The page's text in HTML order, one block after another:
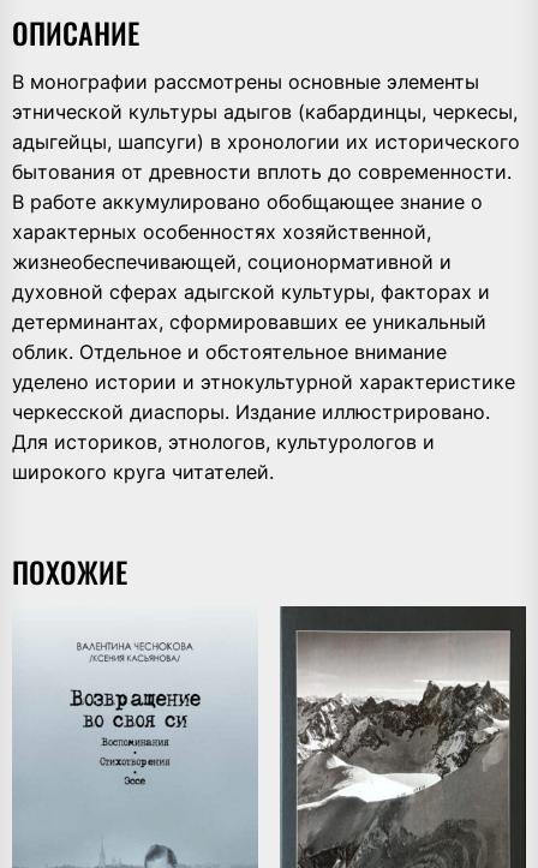
ОПИСАНИЕ
В монографии рассмотрены основные элементы
этнической культуры адыгов (кабардинцы, черкесы,
адыгейцы, шапсуги) в хронологии их исторического
бытования от древности вплоть до современности.
В работе аккумулировано обобщающее знание о
характерных особенностях хозяйственной,
жизнеобеспечивающей, соционормативной и
духовной сферах адыгской культуры, факторах и
детерминантах, сформировавших ее уникальный
облик. Отдельное и обстоятельное внимание
уделено истории и этнокультурной характеристике
черкесской диаспоры. Издание иллюстрировано.
Для историков, этнологов, культурологов и
широкого круга читателей.
ПОХОЖИЕ